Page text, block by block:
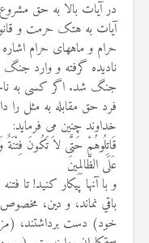
در آیات بالا به حق
آیات به هتک حرمت و
حرام و ماههای حرام
نادیده گرفته و وارد جنگ
جنگ شد. اگر کسی به
فرد حق مقابله به مثل را
خداوند چنین می فرماید:
قَاتِلُوهُمْ حَتَّى لاَ تَكُونَ فِتْنَةٌ
عَلَى الظَّالِمِينَ
و با آنها پيكار كنيد! تا
باقي نماند، و دين،
خود) دست برداشتند،